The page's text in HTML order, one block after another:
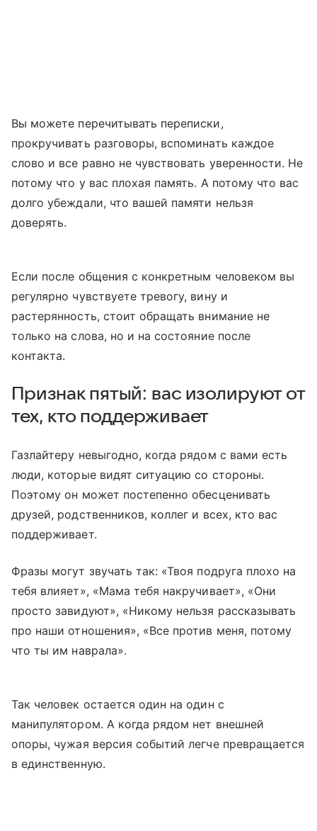
Вы можете перечитывать переписки,
прокручивать разговоры, вспоминать каждое
слово и все равно не чувствовать уверенности. Не
потому что у вас плохая память. А потому что вас
долго убеждали, что вашей памяти нельзя
доверять.
Если после общения с конкретным человеком вы
регулярно чувствуете тревогу, вину и
растерянность, стоит обращать внимание не
только на слова, но и на состояние после
контакта.
Признак пятый: вас изолируют от
тех, кто поддерживает
Газлайтеру невыгодно, когда рядом с вами есть
люди, которые видят ситуацию со стороны.
Поэтому он может постепенно обесценивать
друзей, родственников, коллег и всех, кто вас
поддерживает.
Фразы могут звучать так: «Твоя подруга плохо на
тебя влияет», «Мама тебя накручивает», «Они
просто завидуют», «Никому нельзя рассказывать
про наши отношения», «Все против меня, потому
что ты им наврала».
Так человек остается один на один с
манипулятором. А когда рядом нет внешней
опоры, чужая версия событий легче превращается
в единственную.